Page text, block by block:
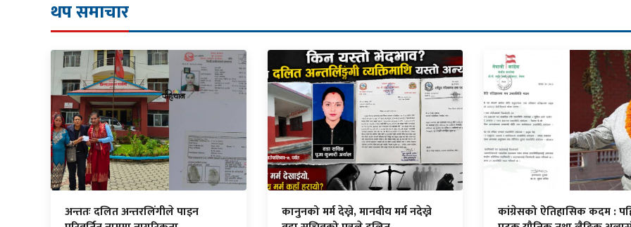
थप समाचार
अन्ततः दलित अन्तरलिंगीले पाइन
कानुनको मर्म देख्ने, मानवीय मर्म नदेख्ने
कांग्रेसको ऐतिहासिक कदम :